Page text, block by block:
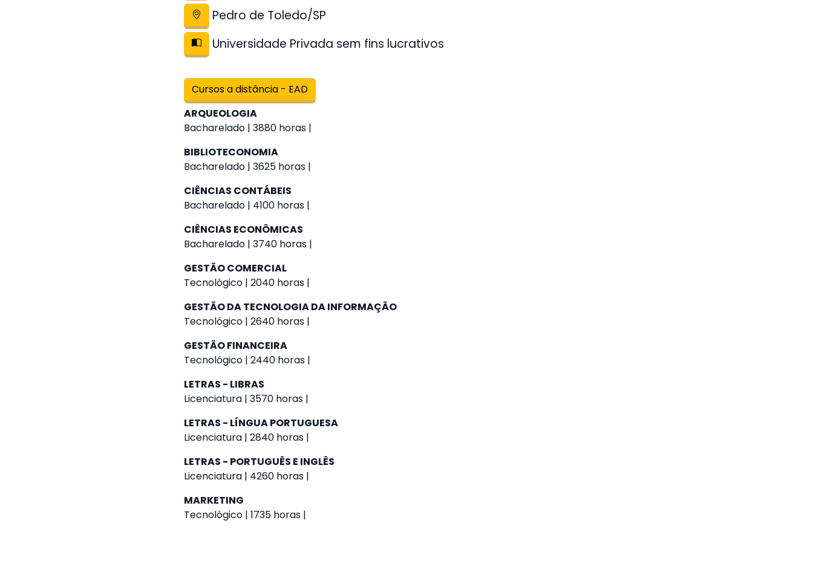
Pedro de Toledo/SP
Universidade Privada sem fins lucrativos
Cursos a distância - EAD
ARQUEOLOGIA
Bacharelado | 3880 horas |
BIBLIOTECONOMIA
Bacharelado | 3625 horas |
CIÊNCIAS CONTÁBEIS
Bacharelado | 4100 horas |
CIÊNCIAS ECONÔMICAS
Bacharelado | 3740 horas |
GESTÃO COMERCIAL
Tecnológico | 2040 horas |
GESTÃO DA TECNOLOGIA DA INFORMAÇÃO
Tecnológico | 2640 horas |
GESTÃO FINANCEIRA
Tecnológico | 2440 horas |
LETRAS - LIBRAS
Licenciatura | 3570 horas |
LETRAS - LÍNGUA PORTUGUESA
Licenciatura | 2840 horas |
LETRAS - PORTUGUÊS E INGLÊS
Licenciatura | 4260 horas |
MARKETING
Tecnológico | 1735 horas |